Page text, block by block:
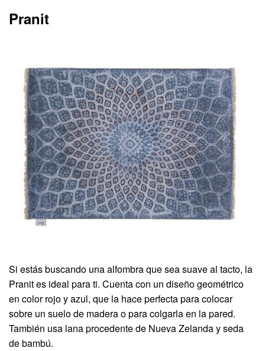
Pranit
Si estás buscando una alfombra que sea suave al tacto, la
Pranit es ideal para ti. Cuenta con un diseño geométrico
en color rojo y azul, que la hace perfecta para colocar
sobre un suelo de madera o para colgarla en la pared.
También usa lana procedente de Nueva Zelanda y seda
de bambú.